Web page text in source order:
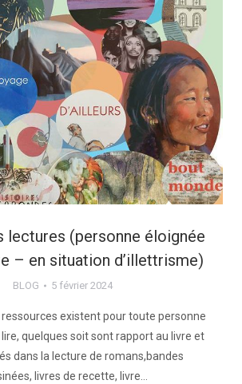
lectures (personne éloignée
– en situation d’illettrisme)
BLOG 5 février 2024
existent pour toute personne
lire, quelques soit sont rapport au livre et
dans la lecture de romans,bandes
livres de recette, livre…